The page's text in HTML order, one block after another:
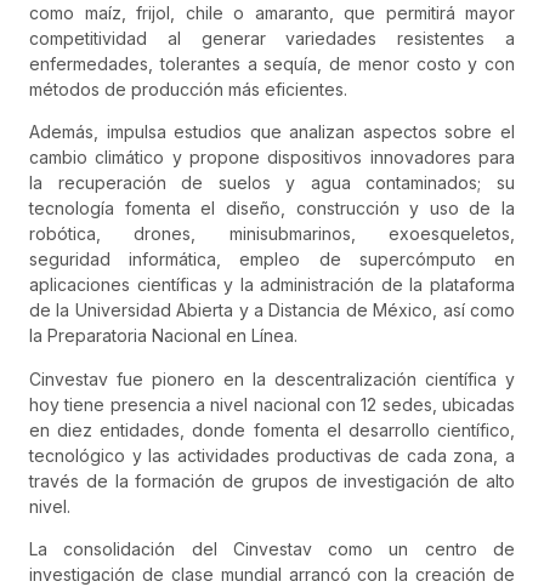
como maíz, frijol, chile o amaranto, que permitirá mayor
competitividad al generar variedades resistentes a
enfermedades, tolerantes a sequía, de menor costo y con
métodos de producción más eficientes.
Además, impulsa estudios que analizan aspectos sobre el
cambio climático y propone dispositivos innovadores para
la recuperación de suelos y agua contaminados; su
tecnología fomenta el diseño, construcción y uso de la
robótica, drones, minisubmarinos, exoesqueletos,
seguridad informática, empleo de supercómputo en
aplicaciones científicas y la administración de la plataforma
de la Universidad Abierta y a Distancia de México, así como
la Preparatoria Nacional en Línea.
Cinvestav fue pionero en la descentralización científica y
hoy tiene presencia a nivel nacional con 12 sedes, ubicadas
en diez entidades, donde fomenta el desarrollo científico,
tecnológico y las actividades productivas de cada zona, a
través de la formación de grupos de investigación de alto
nivel.
La consolidación del Cinvestav como un centro de
investigación de clase mundial arrancó con la creación de